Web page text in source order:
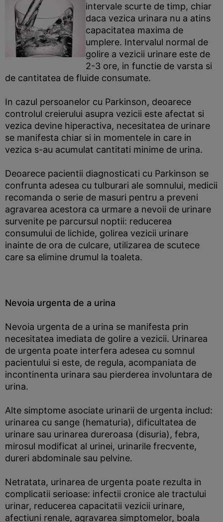
intervale scurte de timp, chiar
daca vezica urinara nu a atins
capacitatea maxima de
umplere. Intervalul normal de
golire a vezicii urinare este de
2-3 ore, in functie de varsta si
de cantitatea de fluide consumate.
In cazul persoanelor cu Parkinson, deoarece
controlul creierului asupra vezicii este afectat si
vezica devine hiperactiva, necesitatea de urinare
se manifesta chiar si in momentele in care in
vezica s-au acumulat cantitati minime de urina.
Deoarece pacientii diagnosticati cu Parkinson se
confrunta adesea cu tulburari ale somnului, medicii
recomanda o serie de masuri pentru a preveni
agravarea acestora ca urmare a nevoii de urinare
survenite pe parcursul noptii: reducerea
consumului de lichide, golirea vezicii urinare
inainte de ora de culcare, utilizarea de scutece
care sa elimine drumul la toaleta.
Nevoia urgenta de a urina
Nevoia urgenta de a urina se manifesta prin
necesitatea imediata de golire a vezicii. Urinarea
de urgenta poate interfera adesea cu somnul
pacientului si este, de regula, acompaniata de
incontinenta urinara sau pierderea involuntara de
urina.
Alte simptome asociate urinarii de urgenta includ:
urinarea cu sange (hematuria), dificultatea de
urinare sau urinarea dureroasa (disuria), febra,
mirosul modificat al urinei, urinarile frecvente,
dureri abdominale sau pelvine.
Netratata, urinarea de urgenta poate rezulta in
complicatii serioase: infectii cronice ale tractului
urinar, reducerea capacitatii vezicii urinare,
afectiuni renale, agravarea simptomelor, boala